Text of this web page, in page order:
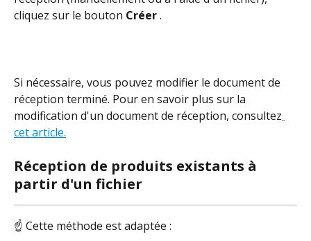
cliquez sur le bouton Créer .
Si nécessaire, vous pouvez modifier le document de
réception terminé. Pour en savoir plus sur la
modification d'un document de réception, consultez
cet article.
Réception de produits existants à
partir d'un fichier
☝ Cette méthode est adaptée :